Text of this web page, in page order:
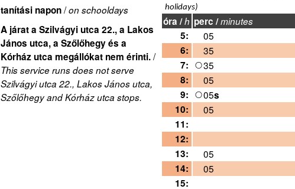
tanítási napon/on schooldays
A járat a Szilvágyi utca 22., a Lakos
János utca, a Szőlőhegy és a
Kórház utca megállókat nem érinti./
This service runs does not serve
Szilvágyi utca 22., Lakos János utca,
Szőlőhegy and Kórház utca stops.
holidays)
óra /h perc /minutes
5:
05
6:
35
7:
35
8:
05
9:
05s
10:
05
11:
12:
13:
05
14:
05
15: